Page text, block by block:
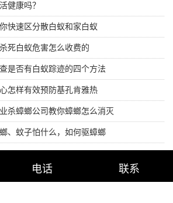
健康吗？
快速区分散白蚁和家白蚁
死白蚁危害怎么收费的
是否有白蚁踪迹的四个方法
怎样有效预防基孔肯雅热
杀蟑螂公司教你蟑螂怎么消灭
、蚊子怕什么，如何驱蟑螂
东莞市胜飞翔清洁除虫服务有限公司
电话 联系